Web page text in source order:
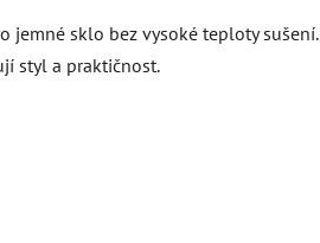
jemné sklo bez vysoké teploty sušení.
styl a praktičnost.